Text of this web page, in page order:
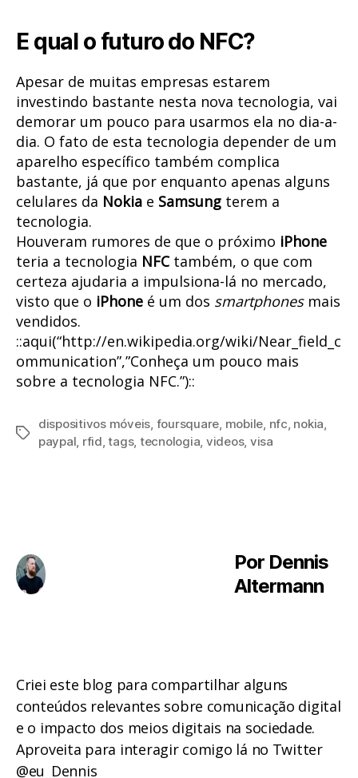
E qual o futuro do NFC?
Apesar de muitas empresas estarem
investindo bastante nesta nova tecnologia, vai
demorar um pouco para usarmos ela no dia-a-
dia. O fato de esta tecnologia depender de um
aparelho específico também complica
bastante, já que por enquanto apenas alguns
celulares da Nokia e Samsung terem a
tecnologia.
Houveram rumores de que o próximo iPhone
teria a tecnologia NFCtambém, o que com
certeza ajudaria a impulsiona-lá no mercado,
visto que o iPhone é um dos smartphonesmais
vendidos.
::aqui(“http://en.wikipedia.org/wiki/Near_field_c
ommunication”,”Conheça um pouco mais
sobre a tecnologia NFC.”)::
Tags
dispositivos móveis, foursquare, mobile, nfc, nokia,
paypal, rfid,tags, tecnologia, videos, visa
Por Dennis
Altermann
Criei este blog para compartilhar alguns
conteúdos relevantes sobre comunicação digital
e o impacto dos meios digitais na sociedade.
Aproveita para interagir comigo lá no Twitter
@eu_Dennis